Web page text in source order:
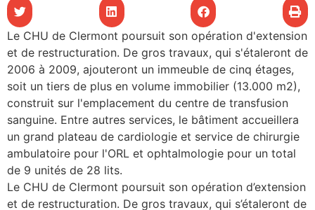
articles
santé
santé
Le CHU de Clermont poursuit son opération d'extension
et de restructuration. De gros travaux, qui s'étaleront de
2006 à 2009, ajouteront un immeuble de cinq étages,
soit un tiers de plus en volume immobilier (13.000 m2),
construit sur l'emplacement du centre de transfusion
sanguine. Entre autres services, le bâtiment accueillera
un grand plateau de cardiologie et service de chirurgie
ambulatoire pour l'ORL et ophtalmologie pour un total
de 9 unités de 28 lits.
Le CHU de Clermont poursuit son opération d’extension
et de restructuration. De gros travaux, qui s’étaleront de